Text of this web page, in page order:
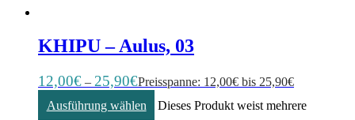
KHIPU – Aulus, 03
12,00€ – 25,90€Preisspanne: 12,00€ bis 25,90€
Ausführung wählen
Dieses Produkt weist mehrere